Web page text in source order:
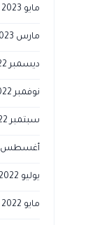
مايو 2023
مارس 2023
ديسمبر 2022
نوفمبر 2022
سبتمبر 2022
أغسطس 2022
يوليو 2022
مايو 2022